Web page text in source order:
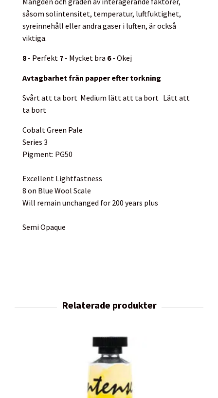
såsom solintensitet, temperatur, luftfuktighet,
syreinnehåll eller andra gaser i luften, är också
viktiga.
8 - Perfekt 7 - Mycket bra 6- Okej
Avtagbarhet från papper efter torkning
Svårt att ta bort Medium lätt att ta bort Lätt att
ta bort
Cobalt Green Pale
Series 3
Pigment: PG50
Excellent Lightfastness
8 on Blue Wool Scale
Will remain unchanged for 200 years plus
Semi Opaque